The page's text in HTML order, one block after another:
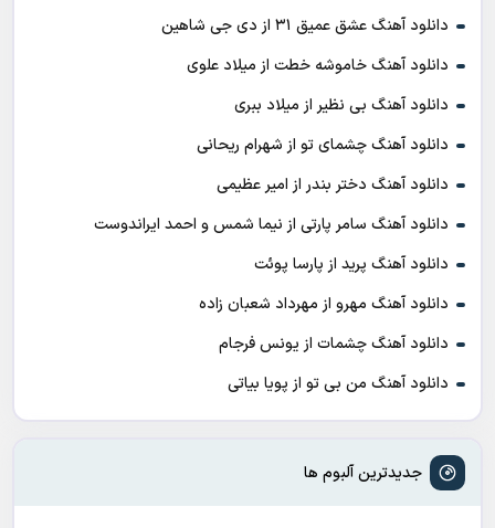
دانلود آهنگ عشق عمیق ۳۱ از دی جی شاهین
دانلود آهنگ خاموشه خطت از میلاد علوی
دانلود آهنگ بی نظیر از میلاد ببری
دانلود آهنگ چشمای تو از شهرام ریحانی
دانلود آهنگ دختر بندر از امیر عظیمی
دانلود آهنگ سامر پارتی از نیما شمس و احمد ایراندوست
دانلود آهنگ پرید از پارسا پوئت
دانلود آهنگ مهرو از مهرداد شعبان زاده
دانلود آهنگ چشمات از یونس فرجام
دانلود آهنگ من بی تو از پویا بیاتی
جدیدترین آلبوم ها